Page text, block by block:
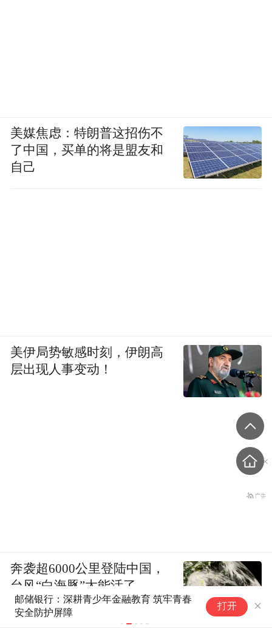
邮储银行：深耕青少年金融教育 筑牢青春
安全防护屏障
打开
美媒焦虑：特朗普这招伤不
了中国，买单的将是盟友和
自己
美伊局势敏感时刻，伊朗高
层出现人事变动！
奔袭超6000公里登陆中国，
台风“白海豚”太能活了
中国天气